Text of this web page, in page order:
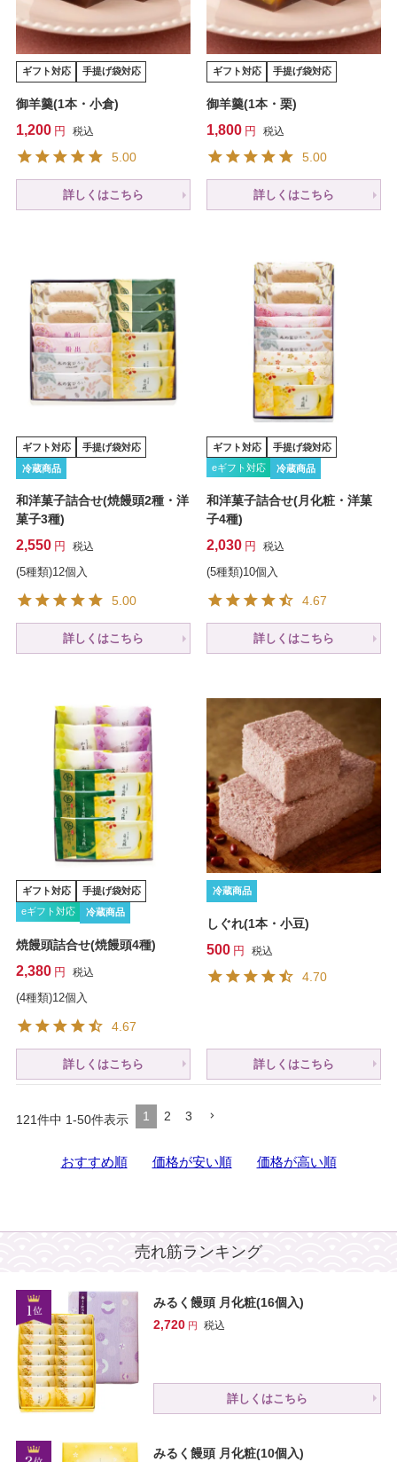
ギフト対応 手提げ袋対応
御羊羹(1本・小倉)
1,200 税込
5.00
詳しくはこちら
ギフト対応 手提げ袋対応
御羊羹(1本・栗)
1,800 税込
5.00
詳しくはこちら
ギフト対応 手提げ袋対応
冷蔵商品
和洋菓子詰合せ(焼饅頭2種・洋
菓子3種)
2,550 税込
(5種類)12個入
5.00
詳しくはこちら
ギフト対応
手提げ袋対応
eギフト対応
冷蔵商品
和洋菓子詰合せ(月化粧・洋菓
子4種)
2,030 税込
(5種類)10個入
4.67
詳しくはこちら
ギフト対応
手提げ袋対応
eギフト対応
冷蔵商品
焼饅頭詰合せ(焼饅頭4種)
2,380 税込
(4種類)12個入
4.67
詳しくはこちら
冷蔵商品
しぐれ(1本・小豆)
500 税込
4.70
詳しくはこちら
おすすめ順 価格が安い順 価格が高い順
121件中 1-50件表示 1 2 3
売れ筋ランキング
みるく饅頭 月化粧(16個入)
2,720
税込
詳しくはこちら
みるく饅頭 月化粧(10個入)